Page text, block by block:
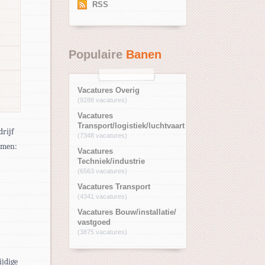
RSS
PopulaireBanen
Vacatures Overig
(9288 vacatures)
Vacatures
Transport/logistiek/luchtvaart
(7348 vacatures)
Vacatures
Techniek/industrie
(6563 vacatures)
Vacatures Transport
(4341 vacatures)
Vacatures Bouw/installatie/
vastgoed
(3875 vacatures)